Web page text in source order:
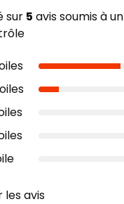
sur 5 avis soumis à un
les avis